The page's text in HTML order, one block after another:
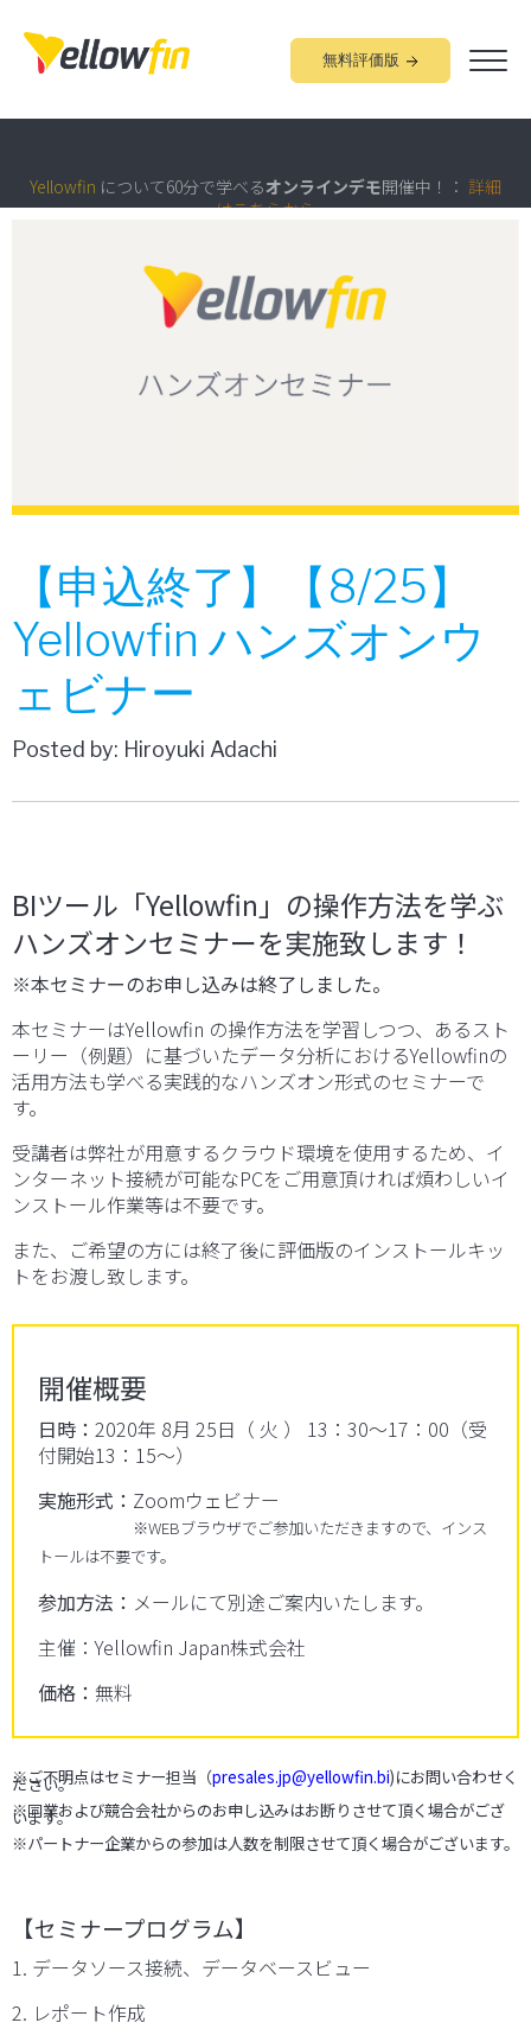
無料評価版
Yellowfinについて60分で学べるオンラインデモ開催中！：詳細
【申込終了】【8/25】
Yellowfin ハンズオンウ
ェビナー
Posted by: Hiroyuki Adachi
BIツール「Yellowfin」の操作方法を学ぶ
ハンズオンセミナーを実施致します！
※本セミナーのお申し込みは終了しました。
本セミナーはYellowfin の操作方法を学習しつつ、あるスト
ーリー（例題）に基づいたデータ分析におけるYellowfinの
活用方法も学べる実践的なハンズオン形式のセミナーで
す。
受講者は弊社が用意するクラウド環境を使用するため、イ
ンターネット接続が可能なPCをご用意頂ければ煩わしいイ
ンストール作業等は不要です。
また、ご希望の方には終了後に評価版のインストールキッ
トをお渡し致します。
開催概要
日時： 2020年 8月 25日（ 火 ） 13：30～17：00（受
付開始13：15～）
実施形式： Zoomウェビナー
※WEBブラウザでご参加いただきますので、インス
トールは不要です。
参加方法： メールにて別途ご案内いたします。
主催：Yellowfin Japan株式会社
価格： 無料
※ご不明点はセミナー担当（presales.jp@yellowfin.bi)にお問い合わせく
ださい。
※同業および競合会社からのお申し込みはお断りさせて頂く場合がござ
います。
※パートナー企業からの参加は人数を制限させて頂く場合がございます。
【セミナープログラム】
1. データソース接続、データベースビュー
2. レポート作成